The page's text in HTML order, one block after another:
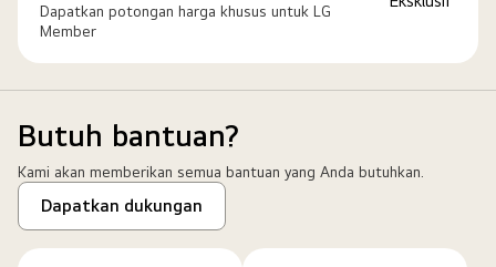
Dapatkan potongan harga khusus untuk LG
Member
Butuh bantuan?
Kami akan memberikan semua bantuan yang Anda butuhkan.
Dapatkan dukungan